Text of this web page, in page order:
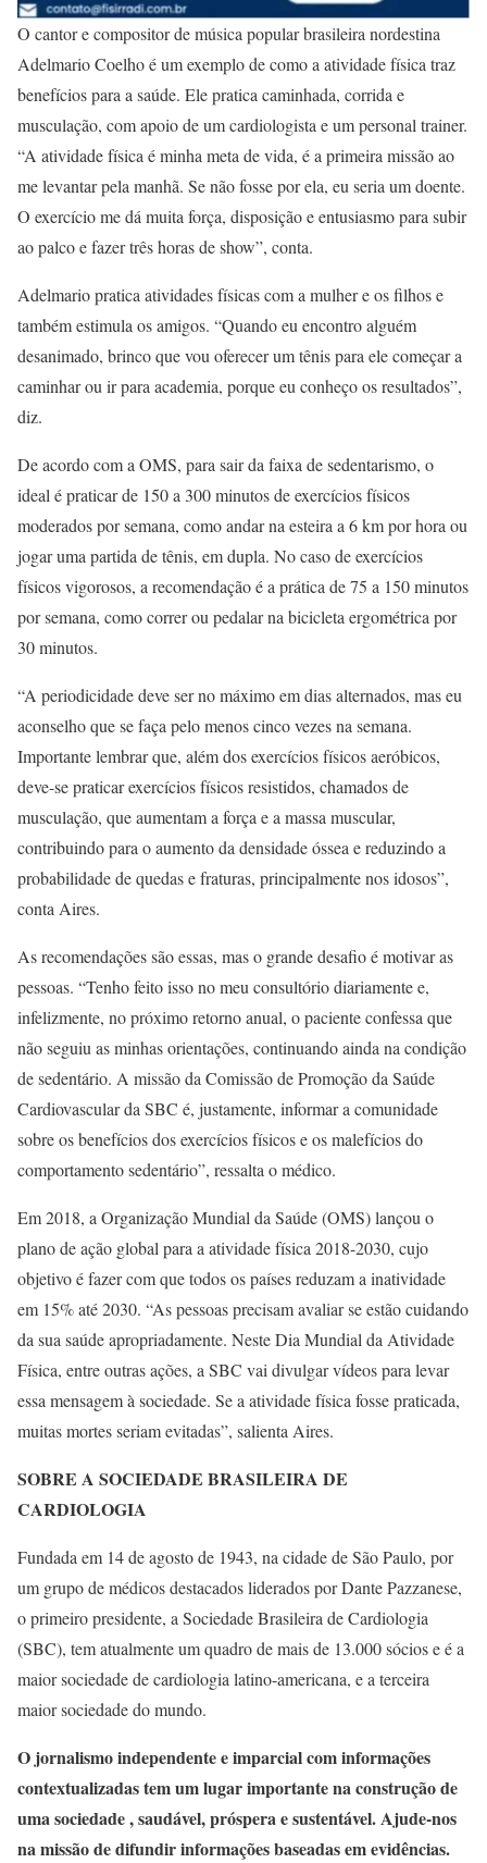
O cantor e compositor de música popular brasileira nordestina
Adelmario Coelho é um exemplo de como a atividade física traz
benefícios para a saúde. Ele pratica caminhada, corrida e
musculação, com apoio de um cardiologista e um personal trainer.
“A atividade física é minha meta de vida, é a primeira missão ao
me levantar pela manhã. Se não fosse por ela, eu seria um doente.
O exercício me dá muita força, disposição e entusiasmo para subir
ao palco e fazer três horas de show”, conta.
Adelmario pratica atividades físicas com a mulher e os filhos e
também estimula os amigos. “Quando eu encontro alguém
desanimado, brinco que vou oferecer um tênis para ele começar a
caminhar ou ir para academia, porque eu conheço os resultados”,
diz.
De acordo com a OMS, para sair da faixa de sedentarismo, o
ideal é praticar de 150 a 300 minutos de exercícios físicos
moderados por semana, como andar na esteira a 6 km por hora ou
jogar uma partida de tênis, em dupla. No caso de exercícios
físicos vigorosos, a recomendação é a prática de 75 a 150 minutos
por semana, como correr ou pedalar na bicicleta ergométrica por
30 minutos.
“A periodicidade deve ser no máximo em dias alternados, mas eu
aconselho que se faça pelo menos cinco vezes na semana.
Importante lembrar que, além dos exercícios físicos aeróbicos,
deve-se praticar exercícios físicos resistidos, chamados de
musculação, que aumentam a força e a massa muscular,
contribuindo para o aumento da densidade óssea e reduzindo a
probabilidade de quedas e fraturas, principalmente nos idosos”,
conta Aires.
As recomendações são essas, mas o grande desafio é motivar as
pessoas. “Tenho feito isso no meu consultório diariamente e,
infelizmente, no próximo retorno anual, o paciente confessa que
não seguiu as minhas orientações, continuando ainda na condição
de sedentário. A missão da Comissão de Promoção da Saúde
Cardiovascular da SBC é, justamente, informar a comunidade
sobre os benefícios dos exercícios físicos e os malefícios do
comportamento sedentário”, ressalta o médico.
Em 2018, a Organização Mundial da Saúde (OMS) lançou o
plano de ação global para a atividade física 2018-2030, cujo
objetivo é fazer com que todos os países reduzam a inatividade
em 15% até 2030. “As pessoas precisam avaliar se estão cuidando
da sua saúde apropriadamente. Neste Dia Mundial da Atividade
Física, entre outras ações, a SBC vai divulgar vídeos para levar
essa mensagem à sociedade. Se a atividade física fosse praticada,
muitas mortes seriam evitadas”, salienta Aires.
SOBRE A SOCIEDADE BRASILEIRA DE
CARDIOLOGIA
Fundada em 14 de agosto de 1943, na cidade de São Paulo, por
um grupo de médicos destacados liderados por Dante Pazzanese,
o primeiro presidente, a Sociedade Brasileira de Cardiologia
(SBC), tem atualmente um quadro de mais de 13.000 sócios e é a
maior sociedade de cardiologia latino-americana, e a terceira
maior sociedade do mundo.
O jornalismo independente e imparcial com informações
contextualizadas tem um lugar importante na construção de
uma sociedade , saudável, próspera e sustentável. Ajude-nos
na missão de difundir informações baseadas em evidências.